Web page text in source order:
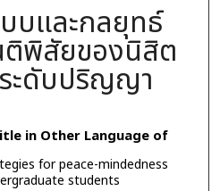
บและกลยุทธ์
พิสัยของนิสิต
ะดับปริญญา
in Other Language of
for peace-mindedness
students